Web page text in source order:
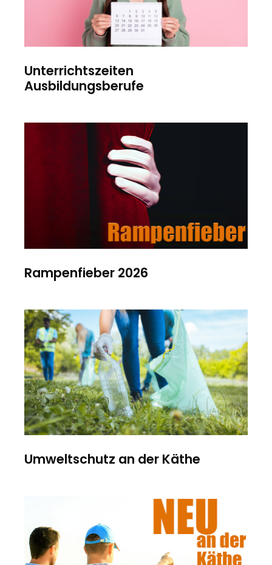
Unterrichtszeiten
Ausbildungsberufe
Rampenfieber 2026
Umweltschutz an der Käthe